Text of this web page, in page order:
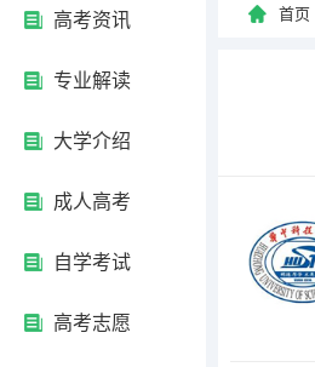
高考资讯
专业解读
大学介绍
成人高考
自学考试
高考志愿
首页